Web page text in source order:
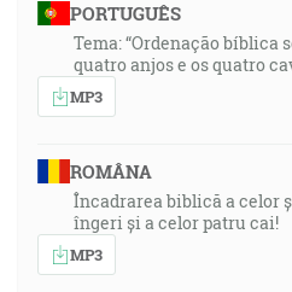
PORTUGUÊS
Tema: “Ordenação bíblica
quatro anjos e os quatro
MP3
ROMÂNA
Încadrarea biblică a celor
îngeri și a celor patru cai!
MP3